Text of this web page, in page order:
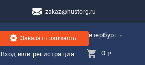
zakaz@hustorg.ru
Санкт-Петербург
Заказать запчасть
Вход или регистрация 0 ₽